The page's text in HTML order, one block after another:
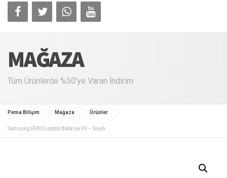
MAĞAZA
Tüm Ürünlerde %50'ye Varan İndirim
Pema Bilişim Mağaza Ürünler
Samsung R580 Laptop Batarya Pil – Siyah